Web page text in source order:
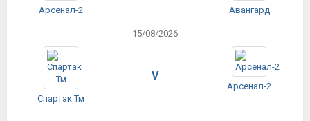
Арсенал-2 Авангард
15/08/2026
Спартак Тм
V
Арсенал-2